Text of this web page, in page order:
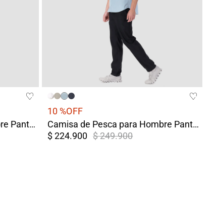
Camisa de Pesca para Hombre Pantanal Azul
10 %OFF
Camisa de Pesca para Hombre Pantanal Azul Claro
$ 224.900 $ 249.900